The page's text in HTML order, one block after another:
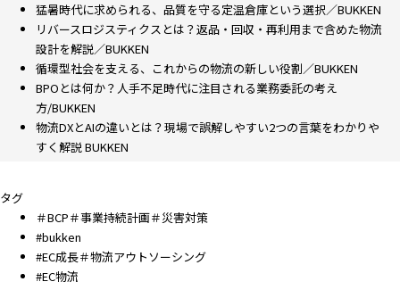
猛暑時代に求められる、品質を守る定温倉庫という選択／BUKKEN
リバースロジスティクスとは？返品・回収・再利用まで含めた物流
設計を解説／BUKKEN
循環型社会を支える、これからの物流の新しい役割／BUKKEN
BPOとは何か？人手不足時代に注目される業務委託の考え
方/BUKKEN
物流DXとAIの違いとは？現場で誤解しやすい2つの言葉をわかりや
すく解説 BUKKEN
タグ
＃BCP＃事業持続計画＃災害対策
#bukken
#EC成長＃物流アウトソーシング
#EC物流